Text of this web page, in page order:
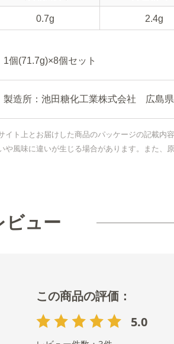
0.7g 2.4g
1個(71.7g)×8個セット
製造所：池田糖化工業株式会社 広島
ト上とお届けした商品のパッケージの記載内
風味に違いが生じる場合があります。また、
ビュー
5.0